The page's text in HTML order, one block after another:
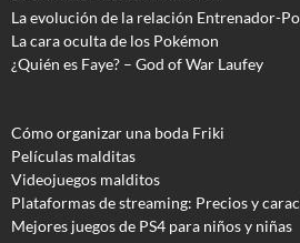
La evolución de la relación Entrenador-
La cara oculta de los Pokémon
¿Quién es Faye? – God of War Laufey
Cómo organizar una boda Friki
Películas malditas
Videojuegos malditos
Plataformas de streaming: Precios y
Mejores juegos de PS4 para niños y niñas